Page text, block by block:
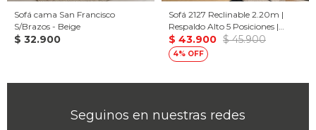
Sofá cama San Francisco
S/Brazos - Beige
$ 32.900
Sofá 2127 Reclinable 2.20m |
Respaldo Alto 5 Posiciones |
Resortes Pocket + Espuma D28 |
Asientos Retráctiles
$ 43.900 $ 45.900
4
Seguinos en nuestras redes